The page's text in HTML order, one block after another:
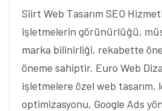
Siirt Web Tasarım SEO
işletmelerin görünürlüğü,
marka bilinirliği, rekabette
öneme sahiptir. Euro Web
işletmelere özel web tasarım,
optimizasyonu, Google Ads